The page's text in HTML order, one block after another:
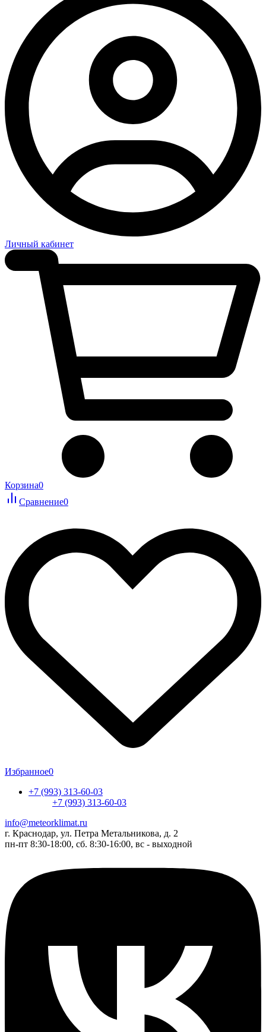
Личный кабинет
Корзина0
Сравнение0
Избранное0
+7 (993) 313-60-03
+7 (993) 313-60-03
info@meteorklimat.ru
г. Краснодар, ул. Петра Метальникова, д. 2
пн-пт 8:30-18:00, сб. 8:30-16:00, вс - выходной